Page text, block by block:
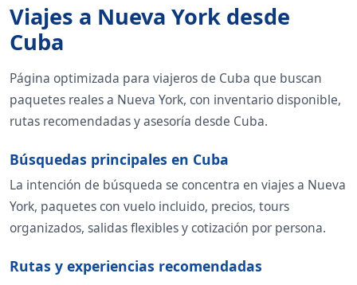
Viajes a Nueva York desde
Cuba
Página optimizada para viajeros de Cuba que buscan
paquetes reales a Nueva York, con inventario disponible,
rutas recomendadas y asesoría desde Cuba.
Búsquedas principales en Cuba
La intención de búsqueda se concentra en viajes a Nueva
York, paquetes con vuelo incluido, precios, tours
organizados, salidas flexibles y cotización por persona.
Rutas y experiencias recomendadas